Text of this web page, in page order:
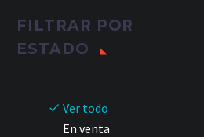
FILTRAR POR
ESTADO
Ver todo
En venta